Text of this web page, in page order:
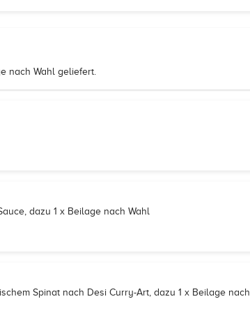
nach Wahl geliefert.
dazu 1 x Beilage nach Wahl
Spinat nach Desi Curry-Art, dazu 1 x Beilage nach